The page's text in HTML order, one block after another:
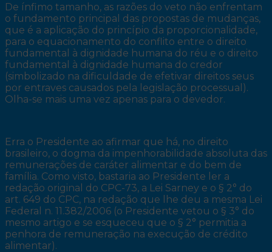
De ínfimo tamanho, as razões do veto não enfrentam
o fundamento principal das propostas de mudanças,
que é a aplicação do princípio da proporcionalidade,
para o equacionamento do conflito entre o direito
fundamental à dignidade humana do réu e o direito
fundamental à dignidade humana do credor
(simbolizado na dificuldade de efetivar direitos seus
por entraves causados pela legislação processual).
Olha-se mais uma vez apenas para o devedor.
Erra o Presidente ao afirmar que há, no direito
brasileiro, o dogma da impenhorabilidade absoluta das
remunerações de caráter alimentar e do bem de
família. Como visto, bastaria ao Presidente ler a
redação original do CPC-73, a Lei Sarney e o § 2° do
art. 649 do CPC, na redação que lhe deu a mesma Lei
Federal n. 11.382/2006 (o Presidente vetou o § 3° do
mesmo artigo e se esqueceu que o § 2° permitia a
penhora de remuneração na execução de crédito
alimentar).